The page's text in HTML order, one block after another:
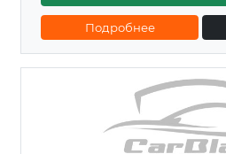
Подробнее